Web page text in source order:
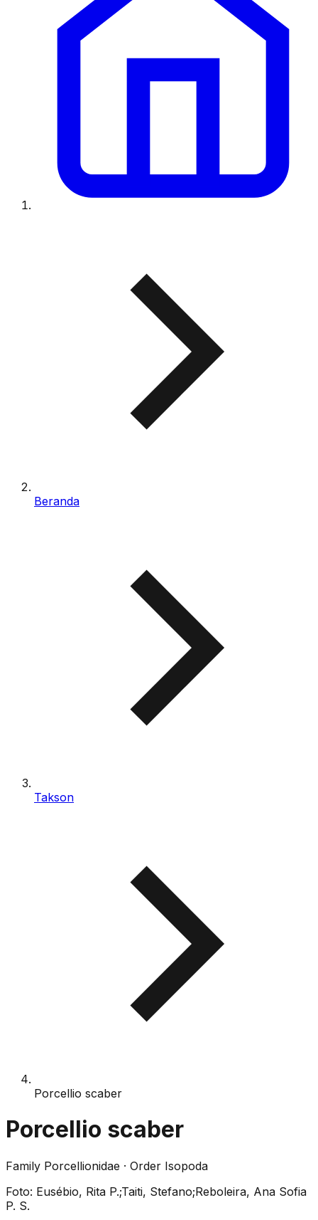
Beranda
Takson
Porcellio scaber
Porcellio scaber
Family Porcellionidae · Order Isopoda
Foto: Eusébio, Rita P.;Taiti, Stefano;Reboleira, Ana Sofia
P. S.